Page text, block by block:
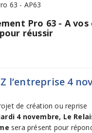
l’entreprise 4
de création ou reprise
4 novembre, Le
sera présent pour